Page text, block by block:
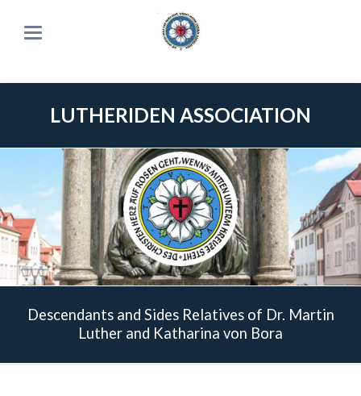
LUTHERIDEN ASSOCIATION
Descendants and Sides Relatives of Dr. Martin
Luther and Katharina von Bora